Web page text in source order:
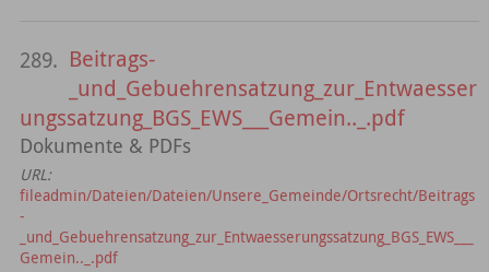
289. Beitrags-
_und_Gebuehrensatzung_zur_Entwaesser
ungssatzung_BGS_EWS___Gemein.._.pdf
Dokumente & PDFs
URL:
fileadmin/Dateien/Dateien/Unsere_Gemeinde/Ortsrecht/Beitrags
-
_und_Gebuehrensatzung_zur_Entwaesserungssatzung_BGS_EWS___
Gemein.._.pdf